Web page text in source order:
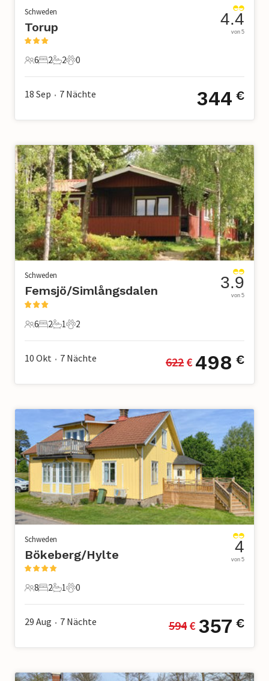
Schweden
Torup
6 Gäste
6
2 Schlafzimmer
2
2 Badezimmer
2
0 Haustiere
0
4.4
von 5
18 Sep • 7 Nächte 344 €
Schweden
Femsjö/Simlångsdalen
6 Gäste
6
2 Schlafzimmer
2
1 Badezimmer
1
2 Haustiere
2
3.9
von 5
10 Okt • 7 Nächte 622 € 498 €
Schweden
Bökeberg/Hylte
8 Gäste
8
2 Schlafzimmer
2
1 Badezimmer
1
0 Haustiere
0
4
von 5
29 Aug • 7 Nächte 594 € 357 €